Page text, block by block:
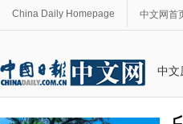
China Daily Homepage 中文网首
中文